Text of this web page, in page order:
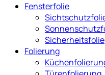
Fensterfolie
Sicherheitsfolie
Folierung